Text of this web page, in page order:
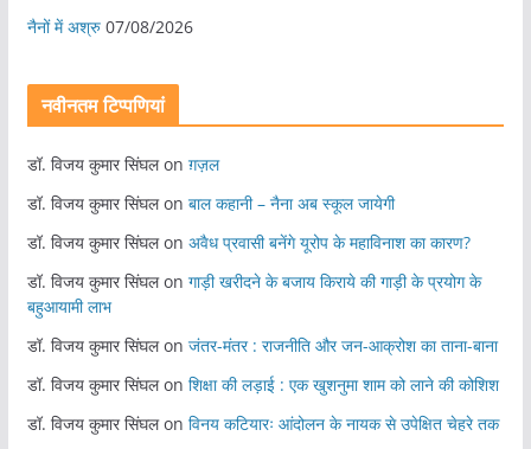
नैनों में अश्रु 07/08/2026
नवीनतम टिप्पणियां
डॉ. विजय कुमार सिंघलon ग़ज़ल
डॉ. विजय कुमार सिंघलon बाल कहानी – नैना अब स्कूल जायेगी
डॉ. विजय कुमार सिंघलon अवैध प्रवासी बनेंगे यूरोप के महाविनाश का कारण?
डॉ. विजय कुमार सिंघलon गाड़ी खरीदने के बजाय किराये की गाड़ी के प्रयोग के
बहुआयामी लाभ
डॉ. विजय कुमार सिंघलon जंतर-मंतर : राजनीति और जन-आक्रोश का ताना-बाना
डॉ. विजय कुमार सिंघलon शिक्षा की लड़ाई : एक खुशनुमा शाम को लाने की कोशिश
डॉ. विजय कुमार सिंघलon विनय कटियारः आंदोलन के नायक से उपेक्षित चेहरे तक